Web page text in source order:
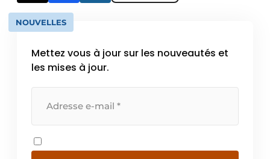
NOUVELLES
Mettez vous à jour sur les nouveautés et
les mises à jour.